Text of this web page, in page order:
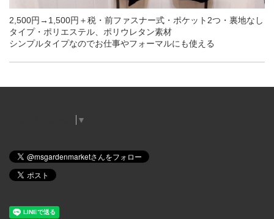
2,500円→1,500円＋税・前ファスナー式・ポケット2つ・裏地なし
タイプ・ポリエステル、ポリウレタン素材
シンプルタイプなのでお仕事やフォーマルにも使える
▼